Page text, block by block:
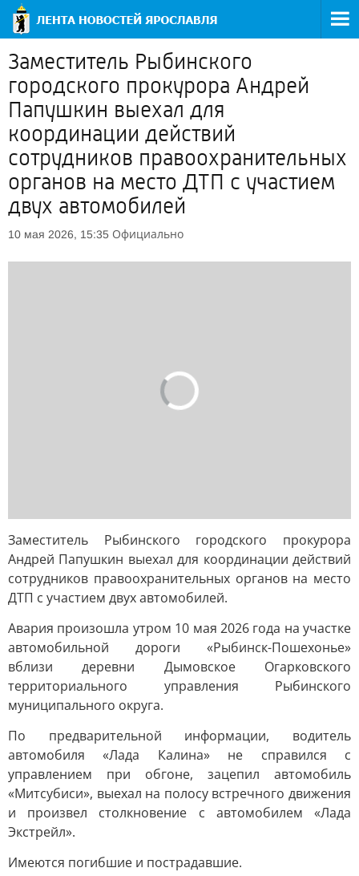
Заместитель Рыбинского
городского прокурора Андрей
Папушкин выехал для
координации действий
сотрудников правоохранительных
органов на место ДТП с участием
двух автомобилей
10 мая 2026, 15:35 Официально
Заместитель Рыбинского городского прокурора
Андрей Папушкин выехал для координации действий
сотрудников правоохранительных органов на место
ДТП с участием двух автомобилей.
Авария произошла утром 10 мая 2026 года на участке
автомобильной дороги «Рыбинск-Пошехонье»
вблизи деревни Дымовское Огарковского
территориального управления Рыбинского
муниципального округа.
По предварительной информации, водитель
автомобиля «Лада Калина» не справился с
управлением при обгоне, зацепил автомобиль
«Митсубиси», выехал на полосу встречного движения
и произвел столкновение с автомобилем «Лада
Экстрейл».
Имеются погибшие и пострадавшие.